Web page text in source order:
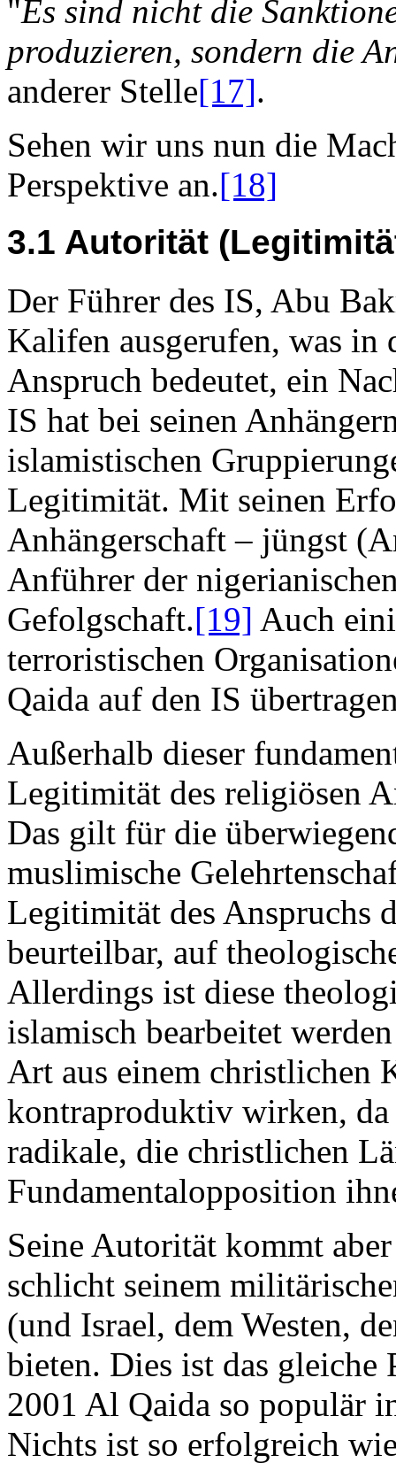
"Es sind nicht die
produzieren, sondern die
anderer Stelle[17].
Sehen wir uns nun die
Perspektive an.[18]
3.1 Autorität
Der Führer des IS, Abu
Kalifen ausgerufen, was in
Anspruch bedeutet, ein
IS hat bei seinen
islamistischen
Legitimität. Mit seinen
Anhängerschaft – jüngst
Anführer der
Gefolgschaft.[19] Auch
terroristischen
Qaida auf den IS
Außerhalb dieser
Legitimität des religiösen
Das gilt für die
muslimische
Legitimität des Anspruchs
beurteilbar, auf
Allerdings ist diese
islamisch bearbeitet
Art aus einem christlichen
kontraproduktiv wirken,
radikale, die christlichen
Fundamentalopposition
Seine Autorität kommt
schlicht seinem
(und Israel, dem Westen,
bieten. Dies ist das gleiche
2001 Al Qaida so populär
Nichts ist so erfolgreich